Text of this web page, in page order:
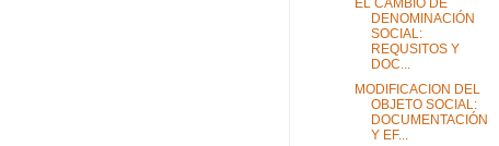
EL CAMBIO DE
DENOMINACIÓN
SOCIAL:
REQUSITOS Y
DOC...
MODIFICACION DEL
OBJETO SOCIAL:
DOCUMENTACIÓN
Y EF...